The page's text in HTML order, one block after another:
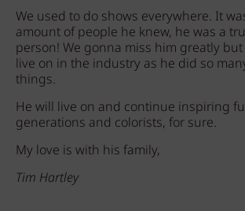
We used to do shows everywhere. It
amount of people he knew, he was a
person! We gonna miss him greatly
live on in the industry as he did so
things.
He will live on and continue inspiring
generations and colorists, for sure.
My love is with his family,
Tim Hartley